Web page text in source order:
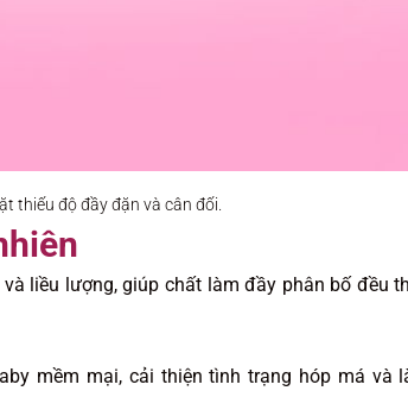
thiếu độ đầy đặn và cân đối.
liều lượng, giúp chất làm đầy phân bố đều
mềm mại, cải thiện tình trạng hóp má và